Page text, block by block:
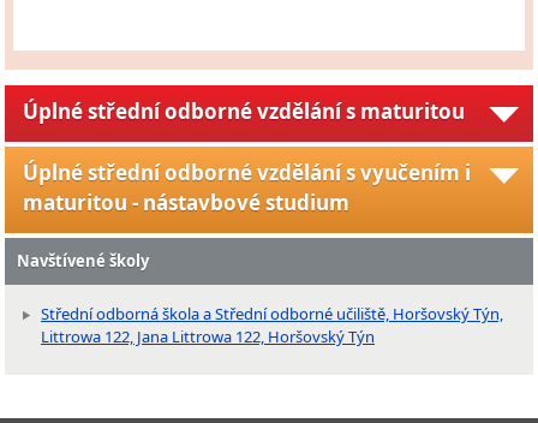
Úplné střední odborné vzdělání s maturitou
Úplné střední odborné vzdělání s vyučením i
maturitou - nástavbové studium
Navštívené školy
Střední odborná škola a Střední odborné učiliště, Horšovský Týn,
Littrowa 122, Jana Littrowa 122, Horšovský Týn